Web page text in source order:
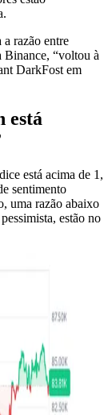
razão entre
Binance, “voltou à
DarkFost em
está
está acima de 1,
sentimento
uma razão abaixo
estão no